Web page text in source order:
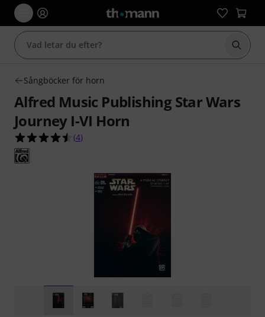
Börja
Sångböcker för horn
Alfred Music Publishing Star Wars
Journey I-VI Horn
4.5 av 5 stjärnor från 4 kundbetyg
(4)